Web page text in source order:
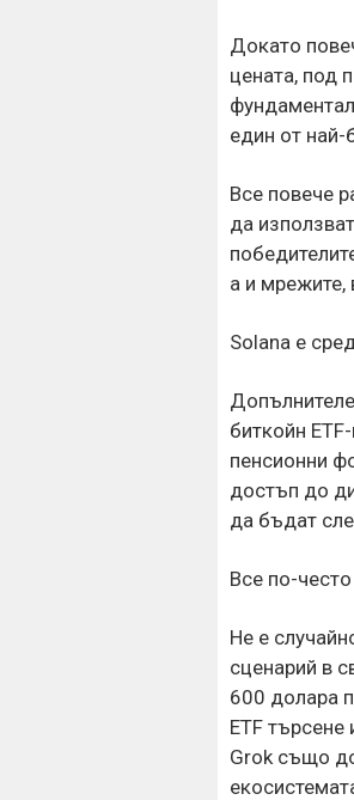
Докато
цената, под
един от най-
Все повече
да
а и мрежите,
Solana е
биткойн
пенсионни
достъп до
да бъдат
Все по-
Не е
сценарий в
600 долара
ETF
Grok също